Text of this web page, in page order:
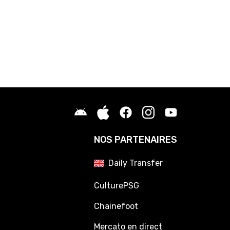
OM : Après le PSG, Medhi Benatia songe à un départ
PSG : Après De Zerbi, au tour de Luis Enrique d'être envoyé à
NOS PARTENAIRES
Daily Transfer
CulturePSG
Chainefoot
Mercato en direct